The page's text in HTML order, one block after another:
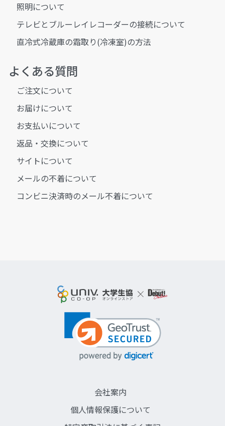
照明について
テレビとブルーレイレコーダーの接続について
直冷式冷蔵庫の霜取り(冷凍室)の方法
よくある質問
ご注文について
お届けについて
お支払いについて
返品・交換について
サイトについて
メールの不着について
コンビニ決済時のメール不着について
会社案内
個人情報保護について